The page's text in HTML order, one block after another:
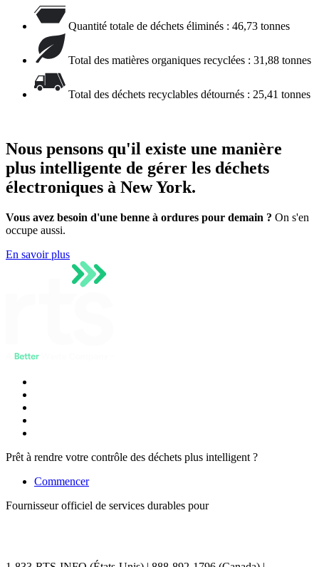
Quantité totale de déchets éliminés : 46,73 tonnes
Total des matières organiques recyclées : 31,88 tonnes
Total des déchets recyclables détournés : 25,41 tonnes
Nous pensons qu'il existe une manière
plus intelligente de gérer les déchets
électroniques à New York.
Vous avez besoin d'une benne à ordures pour demain ? On s'en
occupe aussi.
En savoir plus
Prêt à rendre votre contrôle des déchets plus intelligent ?
Commencer
Fournisseur officiel de services durables pour